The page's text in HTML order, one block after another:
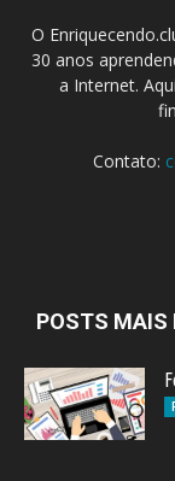
O
30 anos
a Internet.
Contato:
POSTS MAIS